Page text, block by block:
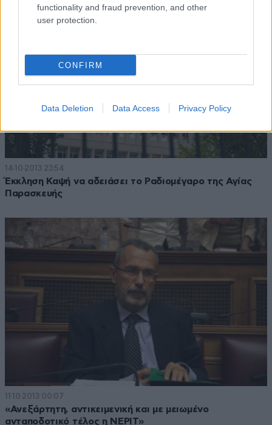
functionality and fraud prevention, and other
user protection.
CONFIRM
Data Deletion Data Access Privacy Policy
14·10·2013 23:54
Έκκληση Καψή να αδειάσει το Ραδιομέγαρο της Αγίας
Παρασκευής
11·10·2013 00:07
«Ανεξάρτητη, αντικειμενική και με μειωμένο
ανταποδοτικό τέλος η ΝΕΡΙΤ»